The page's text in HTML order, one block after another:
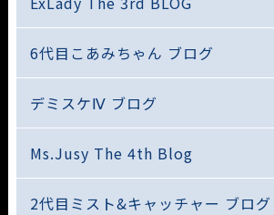
6代目こあみちゃん ブログ
デミスケⅣ ブログ
Ms.Jusy The 4th Blog
2代目ミスト&キャッチャー ブログ